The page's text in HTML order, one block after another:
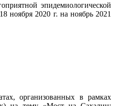
эпидемиологической
ноября 2020 г. на ноябрь 2021
организованных в рамках